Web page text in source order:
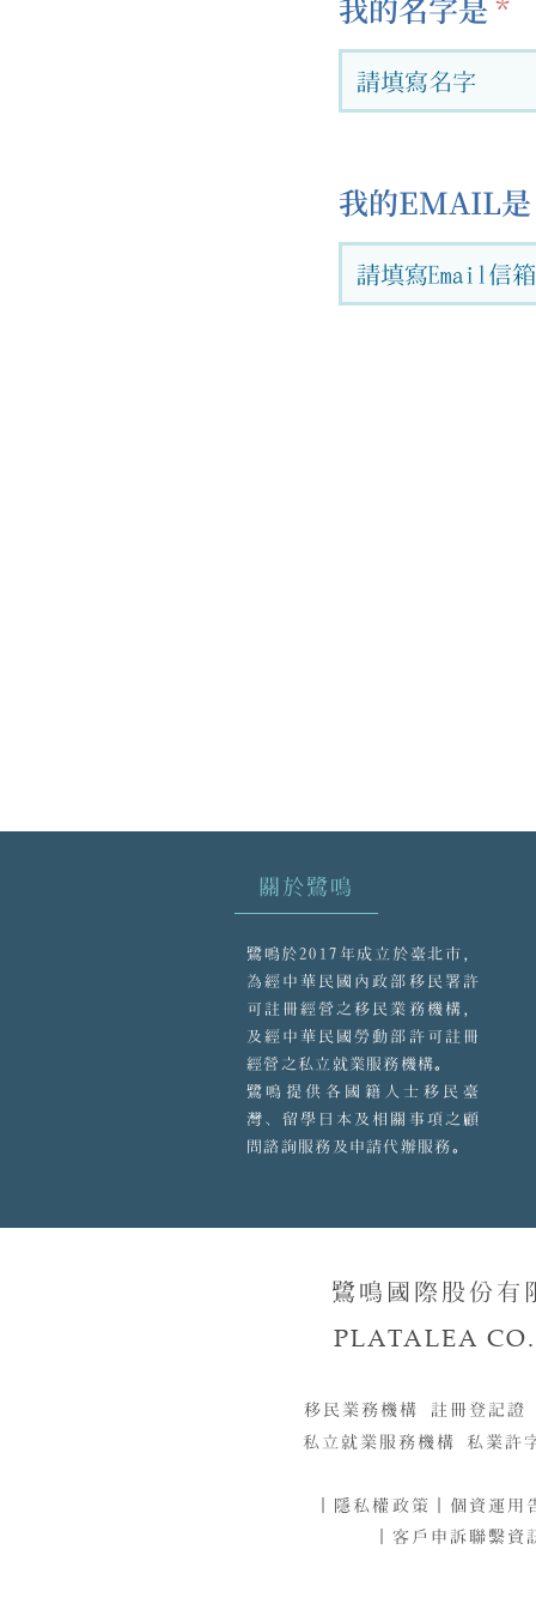
我的名字是
我的EMAIL是
關於鷺鳴
鷺鳴於2017年成立於臺北市，
為經中華民國內政部移民署許
可註冊經營之移民業務機構，
及經中華民國勞動部許可註冊
經營之私立就業服務機構。
鷺鳴提供各國籍人士移民臺
灣、留學日本及相關事項之顧
問諮詢服務及申請代辦服務。
鷺鳴國際股份有
PLATALEA
移民業務機構 註冊登記證
私立就業服務機構 私業許
｜ 隱私權政策 ｜ 個資運用
｜客戶申訴聯繫資